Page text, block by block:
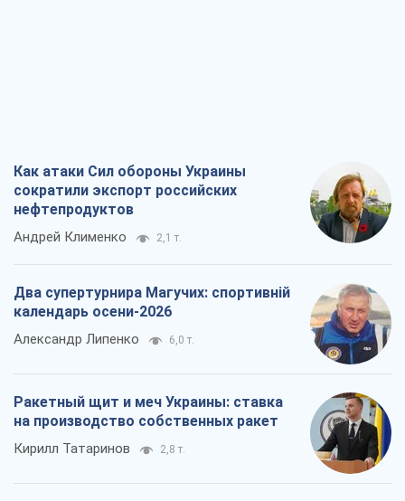
Как атаки Сил обороны Украины
сократили экспорт российских
нефтепродуктов
Андрей Клименко 2,1 т.
Два супертурнира Магучих: спортивній
календарь осени-2026
Александр Липенко 6,0 т.
Ракетный щит и меч Украины: ставка
на производство собственных ракет
Кирилл Татаринов 2,8 т.